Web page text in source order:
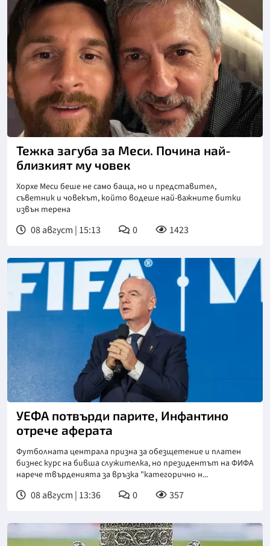
Снимка: Инстаграм
Тежка загуба за Меси. Почина най-
близкият му човек
Хорхе Меси беше не само баща, но и представител,
съветник и човекът, който водеше най-важните битки
извън терена
08 август | 15:13 0 1423
УЕФА потвърди парите, Инфантино
отрече аферата
Футболната централа призна за обезщетение и платен
бизнес курс на бивша служителка, но президентът на ФИФА
нарече твърденията за връзка "категорично н...
08 август | 13:36 0 357